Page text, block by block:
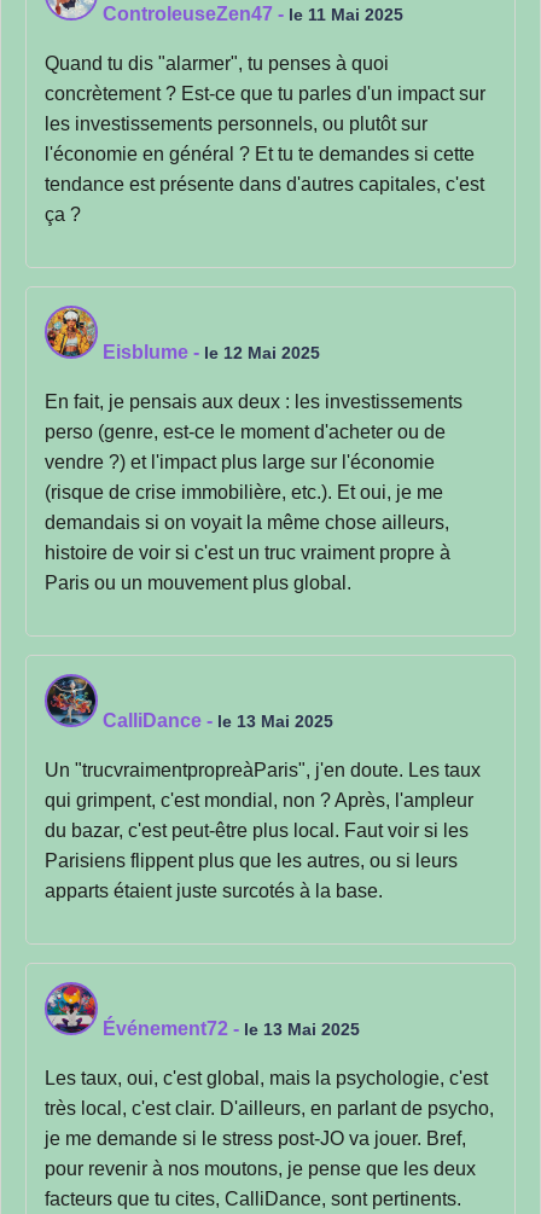
ControleuseZen47 - le 11 Mai 2025
Quand tu dis "alarmer", tu penses à quoi
concrètement ? Est-ce que tu parles d'un impact sur
les investissements personnels, ou plutôt sur
l'économie en général ? Et tu te demandes si cette
tendance est présente dans d'autres capitales, c'est
ça ?
Eisblume - le 12 Mai 2025
En fait, je pensais aux deux : les investissements
perso (genre, est-ce le moment d'acheter ou de
vendre ?) et l'impact plus large sur l'économie
(risque de crise immobilière, etc.). Et oui, je me
demandais si on voyait la même chose ailleurs,
histoire de voir si c'est un truc vraiment propre à
Paris ou un mouvement plus global.
CalliDance - le 13 Mai 2025
Un "trucvraimentpropreàParis", j'en doute. Les taux
qui grimpent, c'est mondial, non ? Après, l'ampleur
du bazar, c'est peut-être plus local. Faut voir si les
Parisiens flippent plus que les autres, ou si leurs
apparts étaient juste surcotés à la base.
Événement72 - le 13 Mai 2025
Les taux, oui, c'est global, mais la psychologie, c'est
très local, c'est clair. D'ailleurs, en parlant de psycho,
je me demande si le stress post-JO va jouer. Bref,
pour revenir à nos moutons, je pense que les deux
facteurs que tu cites, CalliDance, sont pertinents.